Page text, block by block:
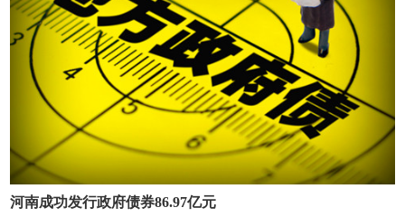
河南成功发行政府债券86.97亿元